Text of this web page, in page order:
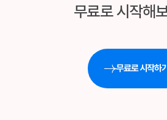
무료로 시작해
무료로 시작하기